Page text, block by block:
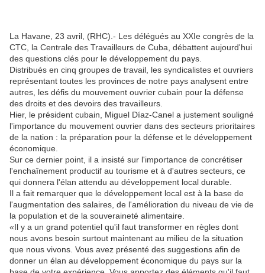
La Havane, 23 avril, (RHC).- Les délégués au XXIe congrès de la
CTC, la Centrale des Travailleurs de Cuba, débattent aujourd'hui
des questions clés pour le développement du pays.
Distribués en cinq groupes de travail, les syndicalistes et ouvriers
représentant toutes les provinces de notre pays analysent entre
autres, les défis du mouvement ouvrier cubain pour la défense
des droits et des devoirs des travailleurs.
Hier, le président cubain, Miguel Díaz-Canel a justement souligné
l'importance du mouvement ouvrier dans des secteurs prioritaires
de la nation : la préparation pour la défense et le développement
économique.
Sur ce dernier point, il a insisté sur l'importance de concrétiser
l'enchaînement productif au tourisme et à d'autres secteurs, ce
qui donnera l'élan attendu au développement local durable.
Il a fait remarquer que le développement local est à la base de
l'augmentation des salaires, de l'amélioration du niveau de vie de
la population et de la souveraineté alimentaire.
«Il y a un grand potentiel qu'il faut transformer en règles dont
nous avons besoin surtout maintenant au milieu de la situation
que nous vivons. Vous avez présenté des suggestions afin de
donner un élan au développement économique du pays sur la